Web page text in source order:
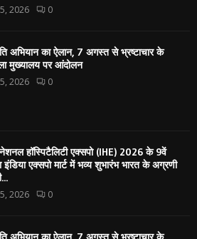
2026 0
अभियान का ऐलान, 7 अगस्त से भ्रष्टाचार के
मुख्यालय पर आंदोलन
2026 0
हॉस्पिटैलिटी एक्सपो (IHE) 2026 के 9वें
एक्सपो मार्ट में भव्य शुभारंभ भारत के अग्रणी
2026 0